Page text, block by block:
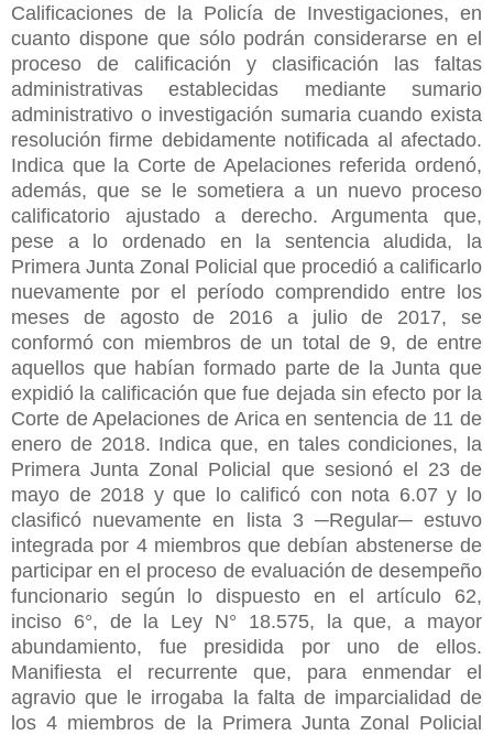
Calificaciones de la Policía de Investigaciones, en
cuanto dispone que sólo podrán considerarse en el
proceso de calificación y clasificación las faltas
administrativas establecidas mediante sumario
administrativo o investigación sumaria cuando exista
resolución firme debidamente notificada al afectado.
Indica que la Corte de Apelaciones referida ordenó,
además, que se le sometiera a un nuevo proceso
calificatorio ajustado a derecho. Argumenta que,
pese a lo ordenado en la sentencia aludida, la
Primera Junta Zonal Policial que procedió a calificarlo
nuevamente por el período comprendido entre los
meses de agosto de 2016 a julio de 2017, se
conformó con miembros de un total de 9, de entre
aquellos que habían formado parte de la Junta que
expidió la calificación que fue dejada sin efecto por la
Corte de Apelaciones de Arica en sentencia de 11 de
enero de 2018. Indica que, en tales condiciones, la
Primera Junta Zonal Policial que sesionó el 23 de
mayo de 2018 y que lo calificó con nota 6.07 y lo
clasificó nuevamente en lista 3 ─Regular─ estuvo
integrada por 4 miembros que debían abstenerse de
participar en el proceso de evaluación de desempeño
funcionario según lo dispuesto en el artículo 62,
inciso 6°, de la Ley N° 18.575, la que, a mayor
abundamiento, fue presidida por uno de ellos.
Manifiesta el recurrente que, para enmendar el
agravio que le irrogaba la falta de imparcialidad de
los 4 miembros de la Primera Junta Zonal Policial